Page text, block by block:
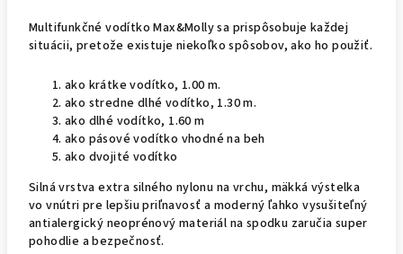
Multifunkčné vodítko Max&Molly sa prispôsobuje každej
situácii, pretože existuje niekoľko spôsobov, ako ho použiť.
ako krátke vodítko, 1.00 m.
ako stredne dlhé vodítko, 1.30 m.
ako dlhé vodítko, 1.60 m
ako pásové vodítko vhodné na beh
ako dvojité vodítko
Silná vrstva extra silného nylonu na vrchu, mäkká výstelka
vo vnútri pre lepšiu priľnavosť a moderný ľahko vysušiteľný
antialergický neoprénový materiál na spodku zaručia super
pohodlie a bezpečnosť.